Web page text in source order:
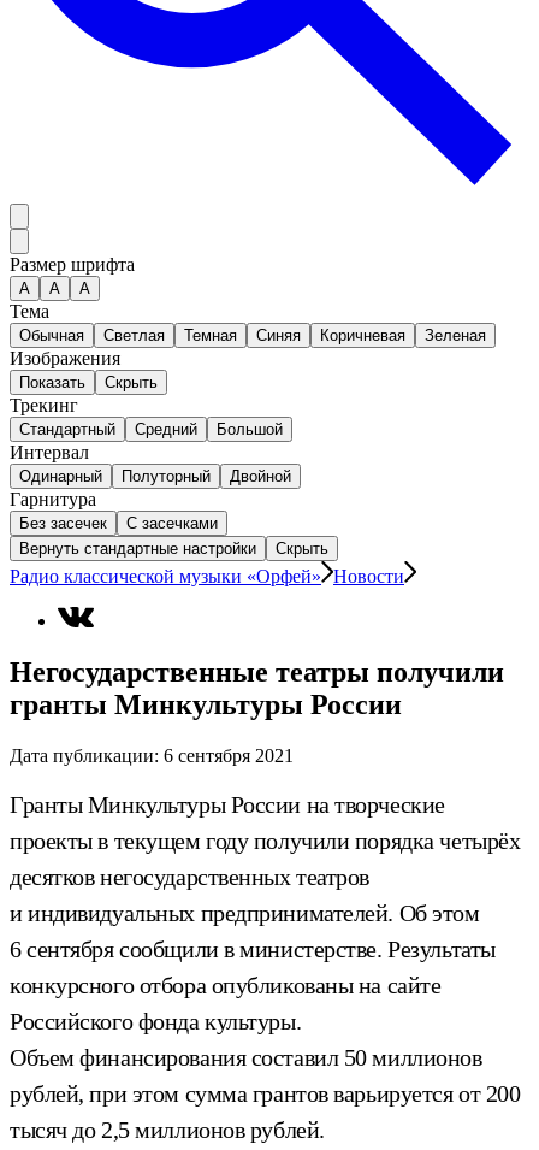
Размер шрифта
А A A
Тема
Обычная Светлая Темная Синяя Коричневая Зеленая
Изображения
Показать Скрыть
Трекинг
Стандартный Средний Большой
Интервал
Одинарный Полуторный Двойной
Гарнитура
Без засечек
С засечками
Вернуть стандартные настройки
Скрыть
Радио классической музыки «Орфей» Новости
Негосударственные театры получили
гранты Минкультуры России
Дата публикации: 6 сентября 2021
Гранты Минкультуры России на творческие
проекты в текущем году получили порядка четырёх
десятков негосударственных театров
и индивидуальных предпринимателей. Об этом
6 сентября сообщили в министерстве. Результаты
конкурсного отбора опубликованы на сайте
Российского фонда культуры.
Объем финансирования составил 50 миллионов
рублей, при этом сумма грантов варьируется от 200
тысяч до 2,5 миллионов рублей.